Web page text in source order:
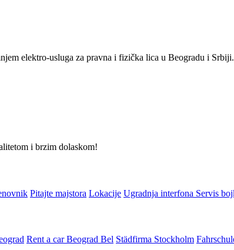
elektro-usluga za pravna i fizička lica u Beogradu i
i brzim dolaskom!
Pitajte majstora Lokacije Ugradnja interfona Servis
Rent a car Beograd Bel Städfirma Stockholm